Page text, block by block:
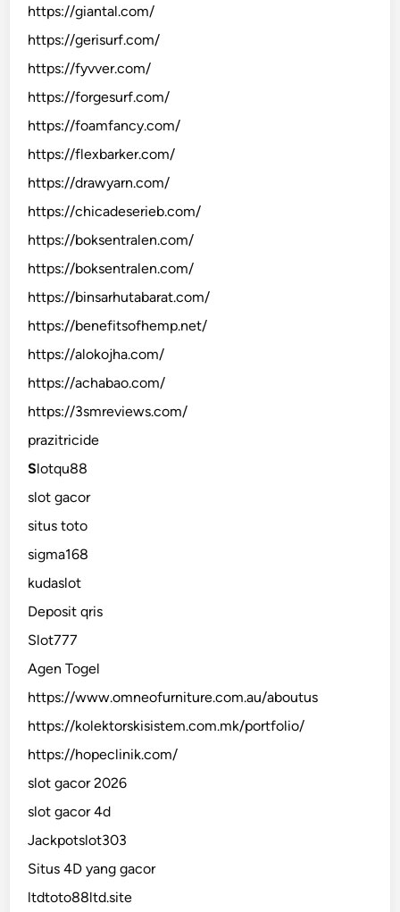
https://giantal.com/
https://gerisurf.com/
https://fyvver.com/
https://forgesurf.com/
https://foamfancy.com/
https://flexbarker.com/
https://drawyarn.com/
https://chicadeserieb.com/
https://boksentralen.com/
https://boksentralen.com/
https://binsarhutabarat.com/
https://benefitsofhemp.net/
https://alokojha.com/
https://achabao.com/
https://3smreviews.com/
prazitricide
Slotqu88
slot gacor
situs toto
sigma168
kudaslot
Deposit qris
Slot777
Agen Togel
https://www.omneofurniture.com.au/aboutus
https://kolektorskisistem.com.mk/portfolio/
https://hopeclinik.com/
slot gacor 2026
slot gacor 4d
Jackpotslot303
Situs 4D yang gacor
ltdtoto88ltd.site